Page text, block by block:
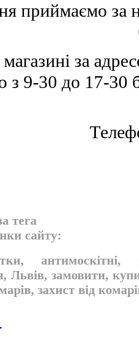
приймаємо за
магазині за
9-30 до 17-30
тега
сайту:
антимоскітні,
Львів, замовити,
захист від